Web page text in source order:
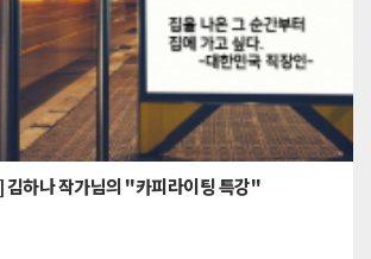
김하나 작가님의 "카피라이팅 특강"